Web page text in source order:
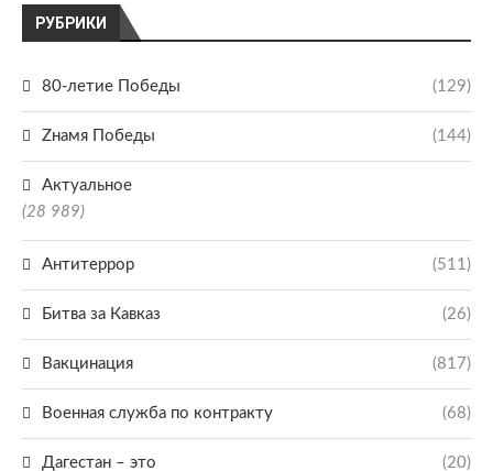
РУБРИКИ
80-летие Победы (129)
Zнамя Победы (144)
Актуальное
(28 989)
Антитеррор (511)
Битва за Кавказ (26)
Вакцинация (817)
Военная служба по контракту (68)
Дагестан – это (20)